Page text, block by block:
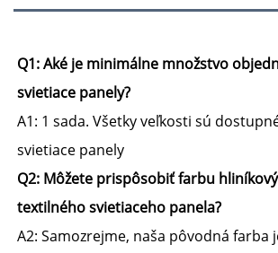
Q1: Aké je minimálne množstvo
svietiace panely?
A1: 1 sada. Všetky veľkosti sú
svietiace panely
Q2: Môžete prispôsobiť farbu
textilného svietiaceho panela?
A2: Samozrejme, naša pôvodná farba